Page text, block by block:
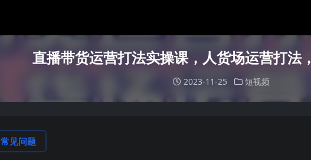
直播带货运营打法实操课，人货场运营打法
2023-11-25 短视频
常见问题